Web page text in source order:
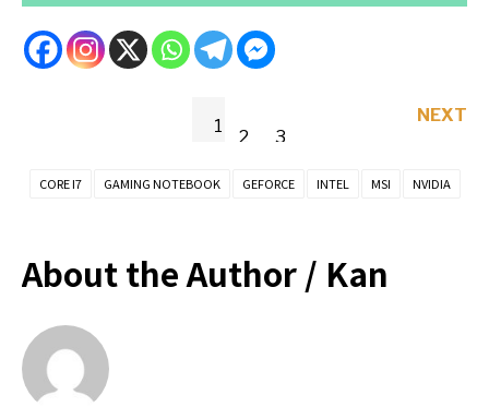
1
2 3
NEXT
CORE I7 GAMING NOTEBOOK GEFORCE INTEL MSI NVIDIA
About the Author / Kan